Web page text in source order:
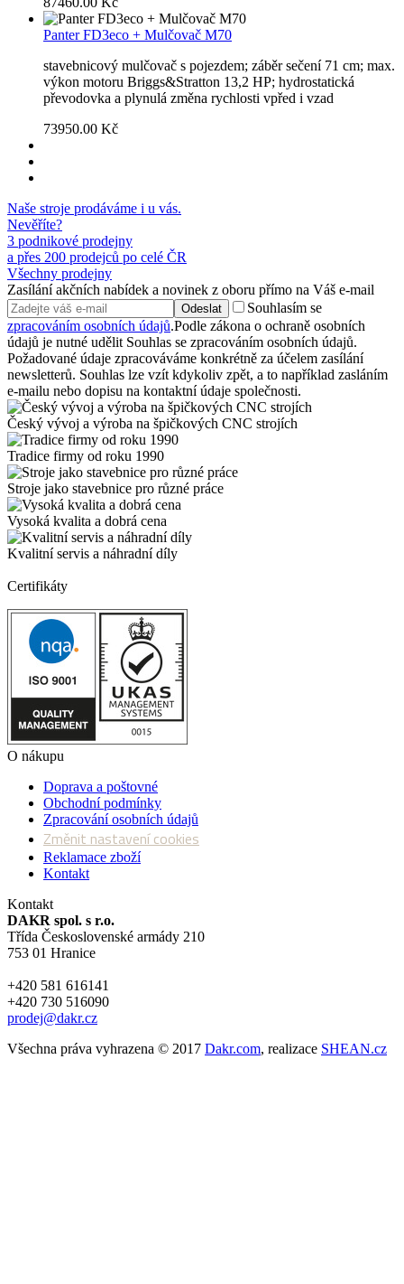
Panter FD3eco + Mulčovač M70
stavebnicový mulčovač s pojezdem; záběr sečení 71 cm; max.
výkon motoru Briggs&Stratton 13,2 HP; hydrostatická
převodovka a plynulá změna rychlosti vpřed i vzad
73950.00 Kč
Naše stroje prodáváme i u vás.
Nevěříte?
3 podnikové prodejny
a přes 200 prodejců po celé ČR
Všechny prodejny
Zasílání akčních nabídek a novinek z oboru přímo na Váš e-mail
Odeslat
Souhlasím se
zpracováním osobních údajů.Podle zákona o ochraně osobních
údajů je nutné udělit Souhlas se zpracováním osobních údajů.
Požadované údaje zpracováváme konkrétně za účelem zasílání
newsletterů. Souhlas lze vzít kdykoliv zpět, a to například zasláním
e-mailu nebo dopisu na kontaktní údaje společnosti.
Český vývoj a výroba na špičkových CNC strojích
Tradice firmy od roku 1990
Stroje jako stavebnice pro různé práce
Vysoká kvalita a dobrá cena
Kvalitní servis a náhradní díly
Certifikáty
O nákupu
Doprava a poštovné
Obchodní podmínky
Zpracování osobních údajů
Změnit nastavení cookies
Reklamace zboží
Kontakt
Kontakt
DAKR spol. s r.o.
Třída Československé armády 210
753 01 Hranice
+420 581 616141
+420 730 516090
prodej@dakr.cz
Všechna práva vyhrazena © 2017 Dakr.com, realizace SHEAN.cz